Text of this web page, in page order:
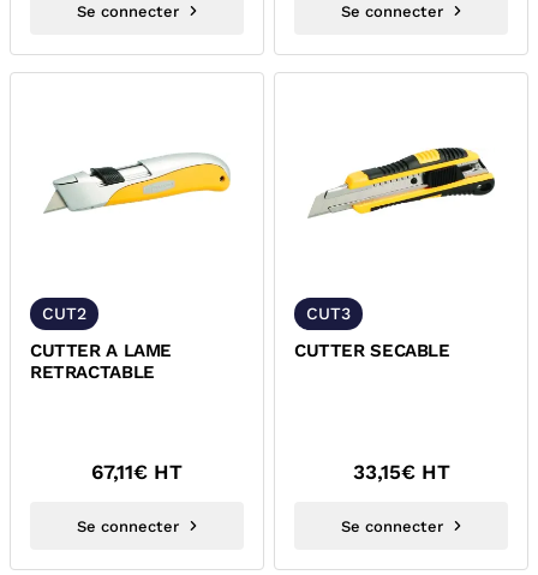
Se connecter Se connecter
CUT2
CUTTER A LAME
RETRACTABLE
67,11€ HT
Se connecter
CUT3
CUTTER SECABLE
33,15€ HT
Se connecter